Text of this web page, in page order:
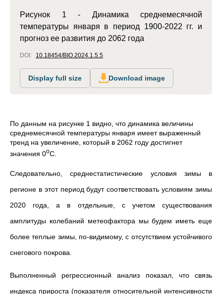
Рисунок 1 - Динамика среднемесячной
температуры января в период 1900-2022 гг. и
прогноз ее развития до 2062 года
DOI: 10.18454/BIO.2024.1.5.5
Display full size Download image
По данным на рисунке 1 видно, что динамика величины
среднемесячной температуры января имеет выраженный
тренд на увеличение, который в 2062 году достигнет
значения 0оС.
Следовательно, среднестатистические условия зимы в
регионе в этот период будут соответствовать условиям зимы
2020 года, а в отдельные, с учетом существования
амплитуды колебаний метеофактора мы будем иметь еще
более теплые зимы, по-видимому, с отсутствием устойчивого
снегового покрова.
Выполненный регрессионный анализ показал, что связь
индекса прироста (показателя относительной интенсивности